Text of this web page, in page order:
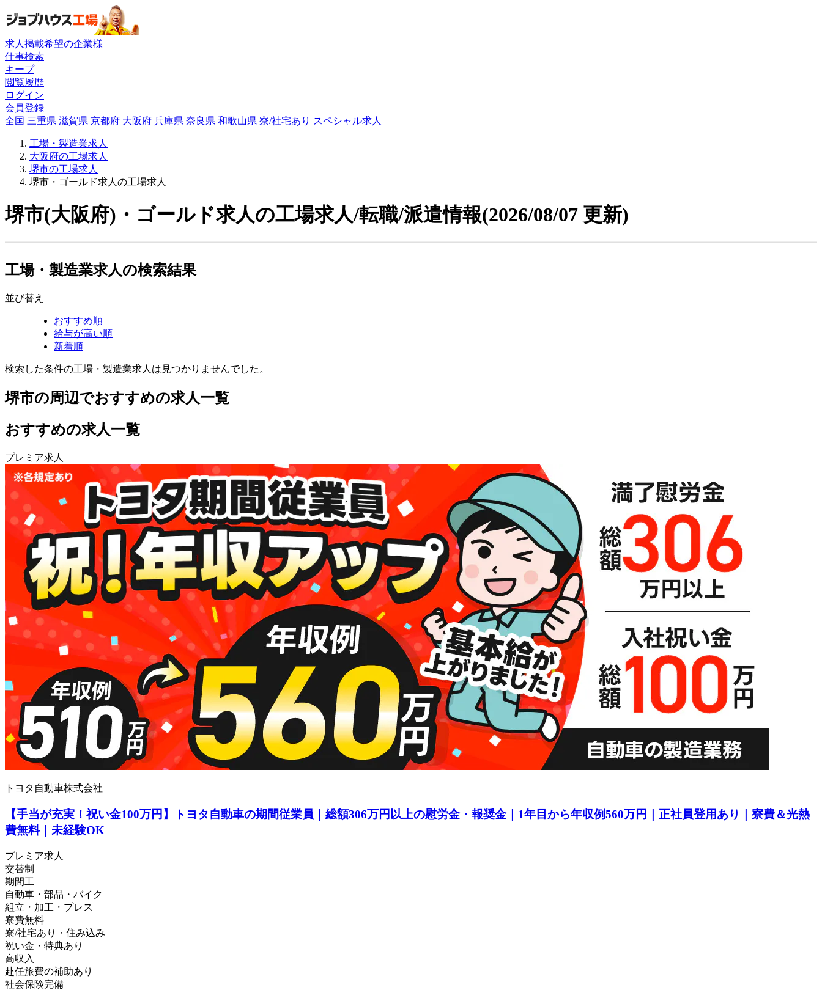
求人掲載希望の企業様
仕事検索
キープ
閲覧履歴
ログイン
会員登録
全国 三重県 滋賀県 京都府 大阪府 兵庫県 奈良県 和歌山県 寮/社宅あり スペシャル求人
工場・製造業求人
大阪府の工場求人
堺市の工場求人
堺市・ゴールド求人の工場求人
堺市(大阪府)・ゴールド求人の工場求人/転職/派遣情報(2026/08/07 更新)
工場・製造業求人の検索結果
並び替え
おすすめ順
給与が高い順
新着順
検索した条件の工場・製造業求人は見つかりませんでした。
堺市の周辺でおすすめの求人一覧
おすすめの求人一覧
プレミア求人
トヨタ自動車株式会社
【手当が充実！祝い金100万円】トヨタ自動車の期間従業員｜総額306万円以上の慰労金・報奨金｜1年目から年収例560万円｜正社員登用あり｜寮費＆光熱
費無料｜未経験OK
プレミア求人
交替制
期間工
自動車・部品・バイク
組立・加工・プレス
寮費無料
寮/社宅あり・住み込み
祝い金・特典あり
高収入
赴任旅費の補助あり
社会保険完備